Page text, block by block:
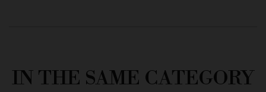
IN THE SAME CATEGORY